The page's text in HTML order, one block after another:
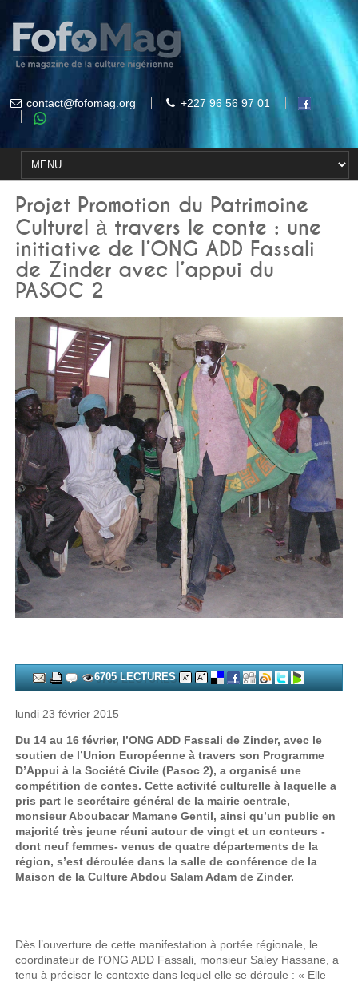
contact@fofomag.org +227 96 56 97 01
Projet Promotion du Patrimoine
Culturel à travers le conte : une
initiative de l’ONG ADD Fassali
de Zinder avec l’appui du
PASOC 2
6705 LECTURES
lundi 23 février 2015
Du 14 au 16 février, l’ONG ADD Fassali de Zinder, avec le
soutien de l’Union Européenne à travers son Programme
D’Appui à la Société Civile (Pasoc 2), a organisé une
compétition de contes. Cette activité culturelle à laquelle a
pris part le secrétaire général de la mairie centrale,
monsieur Aboubacar Mamane Gentil, ainsi qu’un public en
majorité très jeune réuni autour de vingt et un conteurs -
dont neuf femmes- venus de quatre départements de la
région, s’est déroulée dans la salle de conférence de la
Maison de la Culture Abdou Salam Adam de Zinder.
Dès l’ouverture de cette manifestation à portée régionale, le
coordinateur de l’ONG ADD Fassali, monsieur Saley Hassane, a
tenu à préciser le contexte dans lequel elle se déroule : « Elle